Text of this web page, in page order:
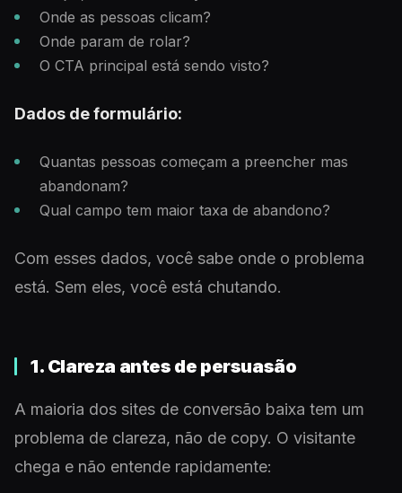
Onde as pessoas clicam?
Onde param de rolar?
O CTA principal está sendo visto?
Dados de formulário:
Quantas pessoas começam a preencher mas
abandonam?
Qual campo tem maior taxa de abandono?
Com esses dados, você sabe onde o problema
está. Sem eles, você está chutando.
1. Clareza antes de persuasão
A maioria dos sites de conversão baixa tem um
problema de clareza, não de copy. O visitante
chega e não entende rapidamente: